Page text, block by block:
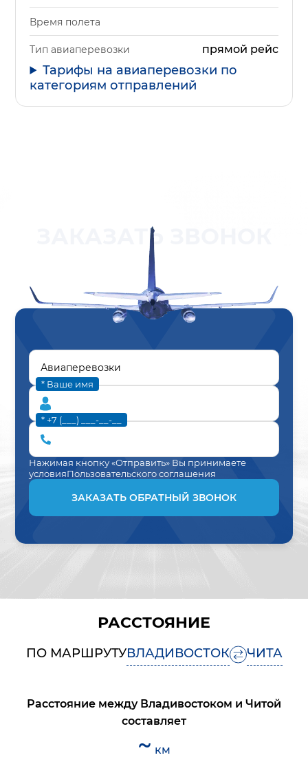
Время полета
Тип авиаперевозки прямой рейс
Тарифы на авиаперевозки по
категориям отправлений
ЗАКАЗАТЬ ЗВОНОК
* Ваше имя
* +7 (___) ___-__-__
Нажимая кнопку «Отправить» Вы принимаете
условияПользовательского соглашения
ЗАКАЗАТЬ ОБРАТНЫЙ ЗВОНОК
РАССТОЯНИЕ
ПО МАРШРУТУВЛАДИВОСТОК ЧИТА
Расстояние между Владивостоком и Читой
составляет
~ км